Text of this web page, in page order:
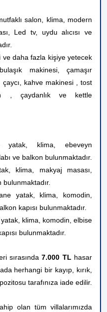
salon, klima, modern
Led tv, uydu alıcısı ve
ve daha fazla kişiye yetecek
makinesi, çamaşır
çaycı, kahve makinesi , tost
, çaydanlık ve kettle
klima, ebeveyn
ve balkon bulunmaktadır.
klima, makyaj masası,
yatak, klima, komodin,
kapısı bulunmaktadır.
klima, komodin, elbise
bulunmaktadır.
sırasında7.000 TL hasar
herhangi bir kayıp, kırık,
tarafınıza iade edilir.
olan tüm villalarımızda